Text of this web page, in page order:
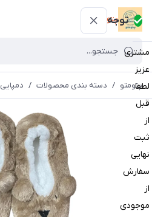
توجه
مشتری
عزیز
لطفا
قبل
از
ثبت
نهایی
سفارش
از
موجودی
پتومتو
پتومتو / دسته بندی محصولات / دمپایی